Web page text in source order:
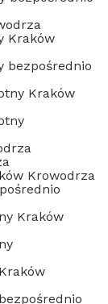
Kraków
bezpośrednio
Kraków
Krowodrza
Kraków